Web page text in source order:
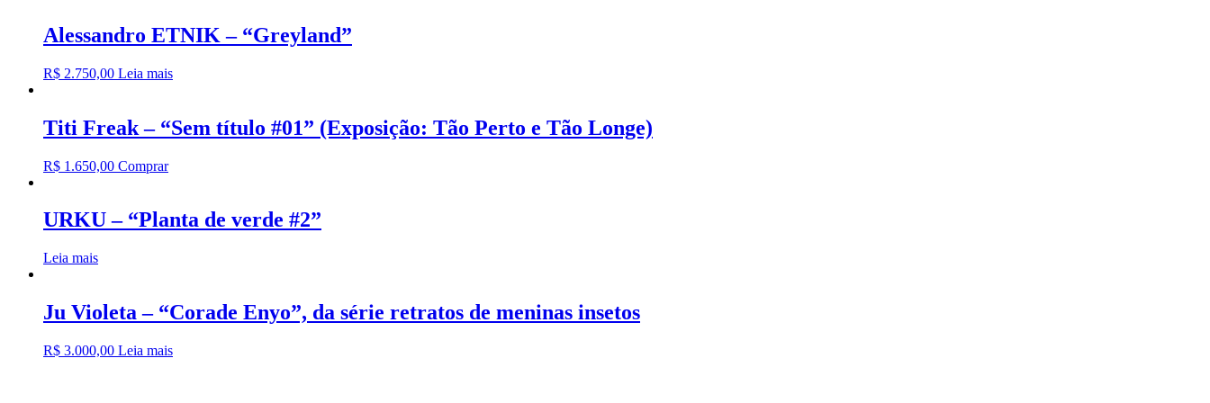
Alessandro ETNIK – “Greyland”
R$ 2.750,00 Leia mais
Titi Freak – “Sem título #01” (Exposição: Tão Perto e Tão Longe)
R$ 1.650,00 Comprar
URKU – “Planta de verde #2”
Leia mais
Ju Violeta – “Corade Enyo”, da série retratos de meninas insetos
R$ 3.000,00 Leia mais